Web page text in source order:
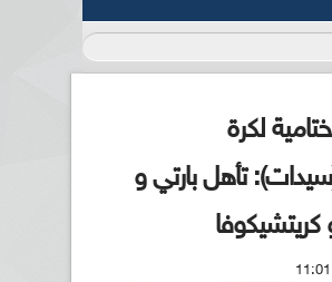
لكرة
تأهل بارتي و
كريتشيكوفا